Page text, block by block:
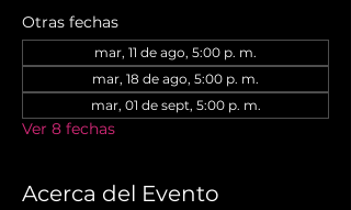
Otras fechas
mar, 11 de ago, 5:00 p. m.
mar, 18 de ago, 5:00 p. m.
mar, 01 de sept, 5:00 p. m.
Ver 8 fechas
Acerca del Evento